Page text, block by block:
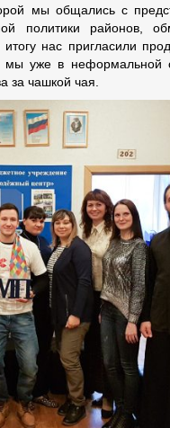
мы общались с
политики районов,
нас пригласили
мы уже в неформальной
за чашкой чая.